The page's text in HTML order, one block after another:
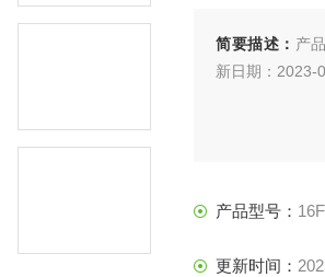
简要描述： 产
新日期：2023-
产品型号：
更新时间：